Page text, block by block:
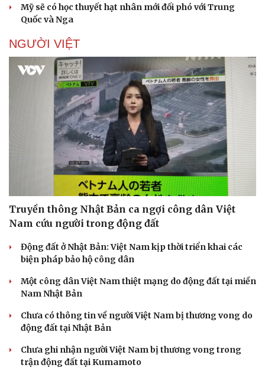
Sức khỏe
Dinh dưỡng - món ngon
Cây thuốc
Nhà đẹp
Mỹ sẽ có học thuyết hạt nhân mới đối phó với Trung
Quốc và Nga
NGƯỜI VIỆT
Truyền thông Nhật Bản ca ngợi công dân Việt
Nam cứu người trong động đất
Động đất ở Nhật Bản: Việt Nam kịp thời triển khai các
biện pháp bảo hộ công dân
Một công dân Việt Nam thiệt mạng do động đất tại miền
Nam Nhật Bản
Chưa có thông tin về người Việt Nam bị thương vong do
động đất tại Nhật Bản
Chưa ghi nhận người Việt Nam bị thương vong trong
trận động đất tại Kumamoto